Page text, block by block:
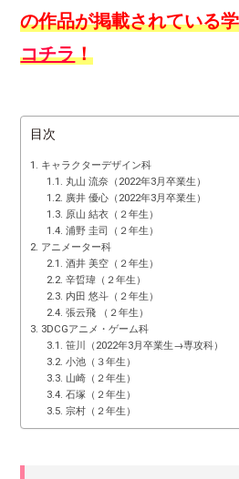
の作品が掲載されている
コチラ！
目次
キャラクターデザイン科
丸山 流奈（2022年3月卒業生）
廣井 優心（2022年3月卒業生）
原山 結衣（２年生）
浦野 圭司（２年生）
アニメーター科
酒井 美空（２年生）
辛晢瑋（２年生）
内田 悠斗（２年生）
張云飛 （２年生）
3DCGアニメ・ゲーム科
笹川（2022年3月卒業生→専攻科）
小池（３年生）
山崎（２年生）
石塚（２年生）
宗村（２年生）